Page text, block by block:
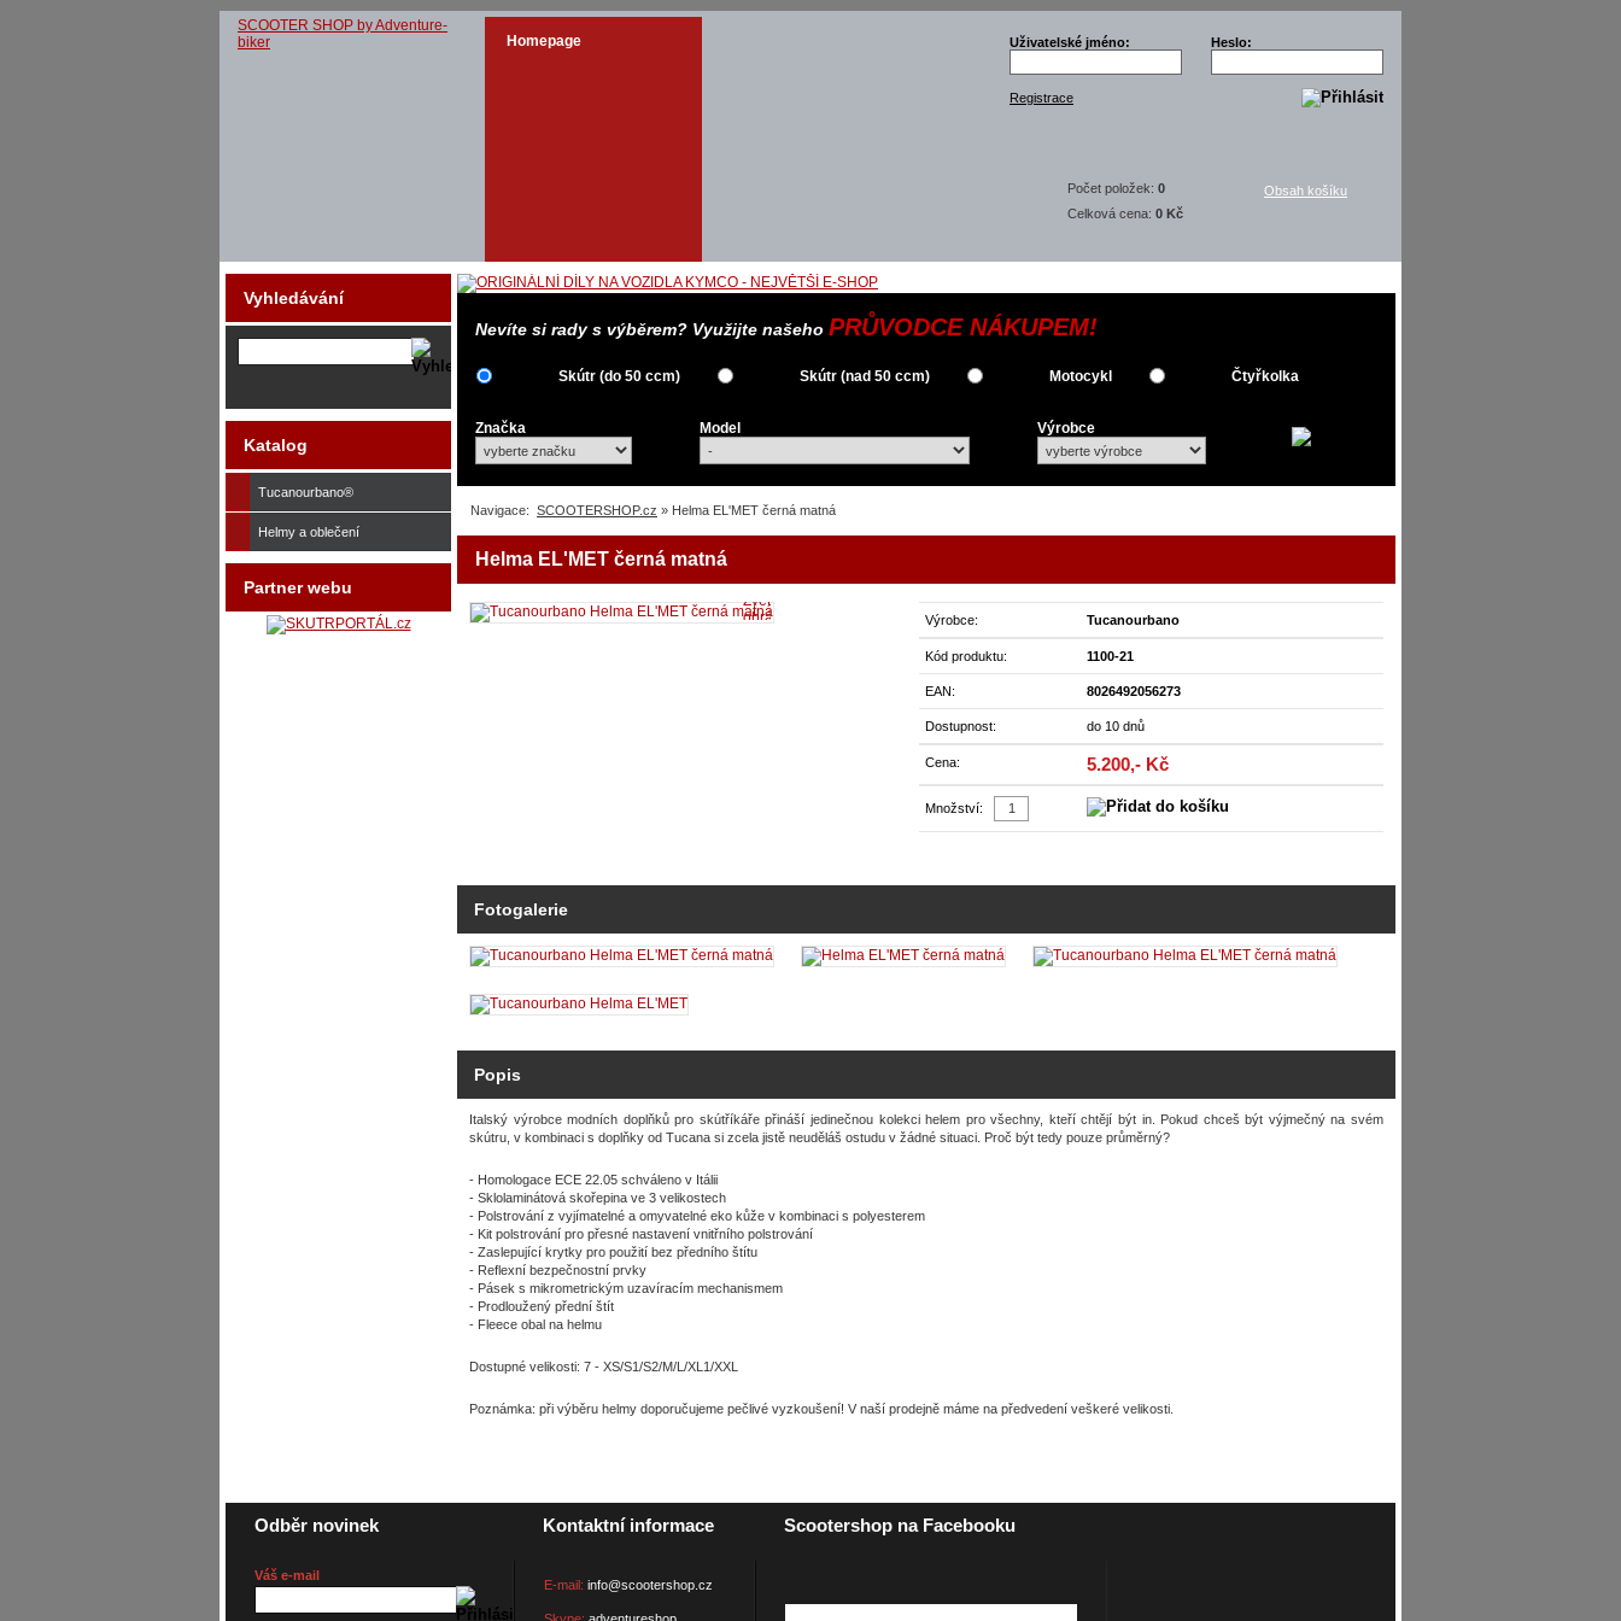
SCOOTER SHOP by Adventure-
biker
Homepage Uživatelské jméno: Heslo:
Registrace
Počet položek: 0
Celková cena: 0 Kč
Obsah košíku
Nevíte si rady s výběrem? Využijte našeho PRŮVODCE NÁKUPEM!
Skútr (do 50 ccm) Skútr (nad 50 ccm) Motocykl Čtyřkolka
Značka Model Výrobce
Navigace: SCOOTERSHOP.cz » Helma EL'MET černá matná
Helma EL'MET černá matná
Výrobce: Tucanourbano
Kód produktu: 1100-21
EAN: 8026492056273
Dostupnost: do 10 dnů
Cena: 5.200,- Kč
Množství:
Zvětšit
obrázek
Fotogalerie
Popis
Italský výrobce modních doplňků pro skútříkáře přináší jedinečnou kolekci helem pro všechny, kteří chtějí být in. Pokud chceš být výjmečný na svém
skútru, v kombinaci s doplňky od Tucana si zcela jistě neuděláš ostudu v žádné situaci. Proč být tedy pouze průměrný?
- Homologace ECE 22.05 schváleno v Itálii
- Sklolaminátová skořepina ve 3 velikostech
- Polstrování z vyjímatelné a omyvatelné eko kůže v kombinaci s polyesterem
- Kit polstrování pro přesné nastavení vnitřního polstrování
- Zaslepující krytky pro použití bez předního štítu
- Reflexní bezpečnostní prvky
- Pásek s mikrometrickým uzavíracím mechanismem
- Prodloužený přední štít
- Fleece obal na helmu
Dostupné velikosti: 7 - XS/S1/S2/M/L/XL1/XXL
Poznámka: při výběru helmy doporučujeme pečlivé vyzkoušení! V naší prodejně máme na předvedení veškeré velikosti.
Vyhledávání
Katalog
Tucanourbano®
Helmy a oblečení
Partner webu
Odběr novinek
Váš e-mail
Kontaktní informace
E-mail: info@scootershop.cz
Scootershop na Facebooku